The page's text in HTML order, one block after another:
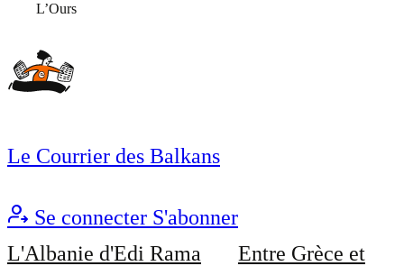
L’Ours
Le Courrier des Balkans
Se connecter S'abonner
L'Albanie d'Edi Rama
Entre Grèce et